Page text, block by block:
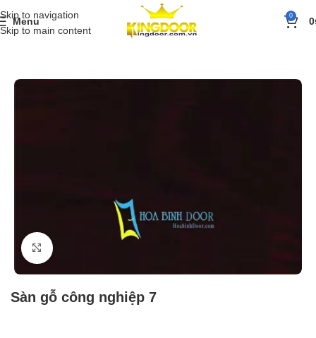
Skip to navigation
Skip to main content
Menu 0 0
Trang chủ» Sản phẩm Sàn gỗ công nghiệp
Click to enlarge
Sàn gỗ công nghiệp 7